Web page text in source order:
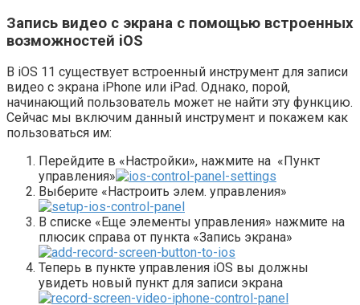
Запись видео с экрана c помощью встроенных
возможностей iOS
В iOS 11 существует встроенный инструмент для записи
видео с экрана iPhone или iPad. Однако, порой,
начинающий пользователь может не найти эту функцию.
Сейчас мы включим данный инструмент и покажем как
пользоваться им:
Перейдите в «Настройки», нажмите на «Пункт
управления»
Выберите «Настроить элем. управления»
В списке «Еще элементы управления» нажмите на
плюсик справа от пункта «Запись экрана»
Теперь в пункте управления iOS вы должны
увидеть новый пункт для записи экрана